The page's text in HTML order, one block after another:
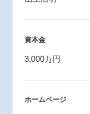
資本金
3,000万円
ホームページ